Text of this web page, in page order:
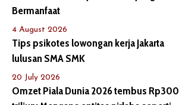
Bermanfaat
4 August 2026
Tips psikotes lowongan kerja Jakarta
lulusan SMA SMK
20 July 2026
Omzet Piala Dunia 2026 tembus Rp300